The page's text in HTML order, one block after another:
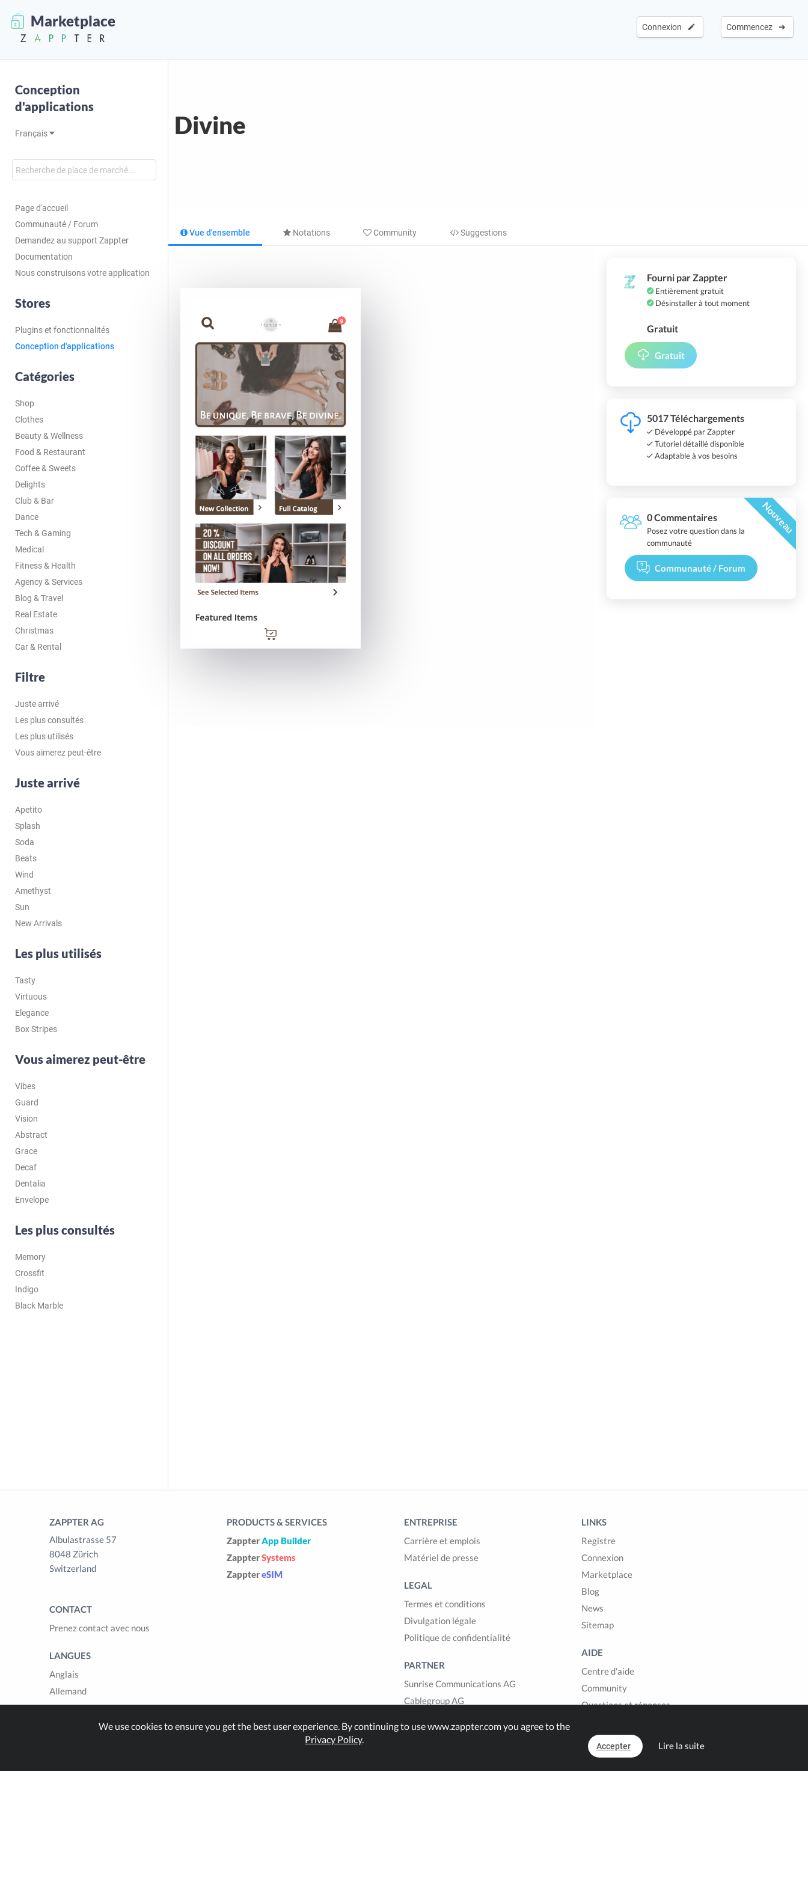
Marketplace Commencez
Connexion
Conception
d'applications
Français
Page d'accueil
Communauté / Forum
Demandez au support Zappter
Documentation
Nous construisons votre application
Stores
Plugins et fonctionnalités
Conception d'applications
Catégories
Shop
Clothes
Beauty & Wellness
Food & Restaurant
Coffee & Sweets
Delights
Club & Bar
Dance
Tech & Gaming
Medical
Fitness & Health
Agency & Services
Blog & Travel
Real Estate
Christmas
Car & Rental
Filtre
Juste arrivé
Les plus consultés
Les plus utilisés
Vous aimerez peut-être
Juste arrivé
Apetito
Splash
Soda
Beats
Wind
Amethyst
Sun
New Arrivals
Les plus utilisés
Tasty
Virtuous
Elegance
Box Stripes
Vous aimerez peut-être
Vibes
Guard
Vision
Abstract
Grace
Decaf
Dentalia
Envelope
Les plus consultés
Memory
Crossfit
Indigo
Black Marble
Divine
Vue d'ensemble Notations Community Suggestions
Fourni par Zappter
Entièrement gratuit
Désinstaller à tout moment
Gratuit
Gratuit
5017 Téléchargements
Développé par Zappter
Tutoriel détaillé disponible
Adaptable à vos besoins
0 Commentaires Nouveau
Posez votre question dans la
communauté
Communauté / Forum
ZAPPTER AG
Albulastrasse 57
8048 Zürich
Switzerland
CONTACT
Prenez contact avec nous
LANGUES
Anglais
Allemand
Français
PRODUCTS & SERVICES
Zappter App Builder
ZappterSystems
ZapptereSIM
ENTREPRISE
Carrière et emplois
Matériel de presse
LEGAL
Termes et conditions
Divulgation légale
Politique de confidentialité
PARTNER
Sunrise Communications AG
Cablegroup AG
LINKS
Registre
Connexion
Marketplace
Blog
News
Sitemap
AIDE
Centre d'aide
Community
Questions et réponses
We use cookies to ensure you get the best user experience. By continuing to use www.zappter.com you agree to the
Privacy Policy.
Accepter Lire la suite